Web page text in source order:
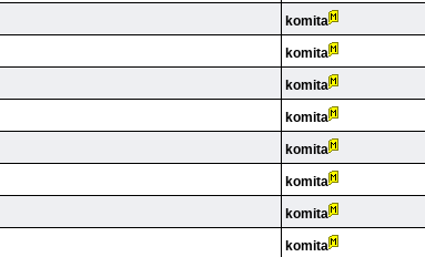
komita
komita
komita
komita
komita
komita
komita
komita